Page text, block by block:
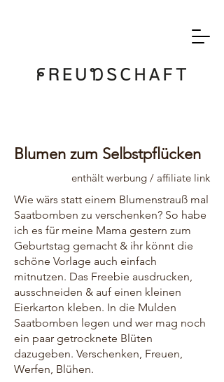
Blumen zum Selbstpflücken
enthält werbung / affiliate link
Wie wärs statt einem Blumenstrauß mal
Saatbomben zu verschenken? So habe
ich es für meine Mama gestern zum
Geburtstag gemacht & ihr könnt die
schöne Vorlage auch einfach
mitnutzen. Das Freebie ausdrucken,
ausschneiden & auf einen kleinen
Eierkarton kleben. In die Mulden
Saatbomben legen und wer mag noch
ein paar getrocknete Blüten
dazugeben. Verschenken, Freuen,
Werfen, Blühen.